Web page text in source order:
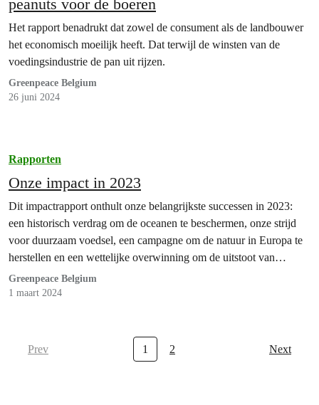
peanuts voor de boeren
Het rapport benadrukt dat zowel de consument als de landbouwer
het economisch moeilijk heeft. Dat terwijl de winsten van de
voedingsindustrie de pan uit rijzen.
Greenpeace Belgium
26 juni 2024
Rapporten
Onze impact in 2023
Dit impactrapport onthult onze belangrijkste successen in 2023:
een historisch verdrag om de oceanen te beschermen, onze strijd
voor duurzaam voedsel, een campagne om de natuur in Europa te
herstellen en een wettelijke overwinning om de uitstoot van
broeikasgassen sneller terug te dringen.
Greenpeace Belgium
1 maart 2024
Prev 1 2 Next